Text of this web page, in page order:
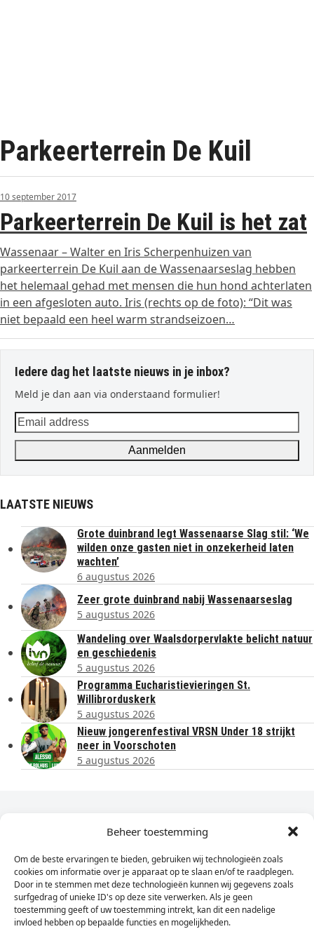
Beheer toestemming
Om de beste ervaringen te bieden, gebruiken wij technologieën zoals
cookies om informatie over je apparaat op te slaan en/of te raadplegen.
Door in te stemmen met deze technologieën kunnen wij gegevens zoals
surfgedrag of unieke ID's op deze site verwerken. Als je geen
toestemming geeft of uw toestemming intrekt, kan dit een nadelige
invloed hebben op bepaalde functies en mogelijkheden.
Parkeerterrein De Kuil
10 september 2017
Parkeerterrein De Kuil is het zat
Wassenaar – Walter en Iris Scherpenhuizen van
parkeerterrein De Kuil aan de Wassenaarseslag hebben
het helemaal gehad met mensen die hun hond achterlaten
in een afgesloten auto. Iris (rechts op de foto): “Dit was
niet bepaald een heel warm strandseizoen…
Iedere dag het laatste nieuws in je inbox?
Meld je dan aan via onderstaand formulier!
Email
address
Aanmelden
LAATSTE NIEUWS
Grote duinbrand legt Wassenaarse Slag stil: ‘We
wilden onze gasten niet in onzekerheid laten
wachten’
6 augustus 2026
Zeer grote duinbrand nabij Wassenaarseslag
5 augustus 2026
Wandeling over Waalsdorpervlakte belicht natuur
en geschiedenis
5 augustus 2026
Programma Eucharistievieringen St.
Willibrorduskerk
5 augustus 2026
Nieuw jongerenfestival VRSN Under 18 strijkt
neer in Voorschoten
5 augustus 2026
Dagelijks het laatste nieuws in je e-mail?
Vul
hier
je
e-
mailadres
Sign Up